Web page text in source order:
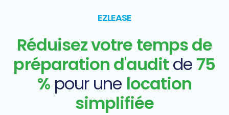
EZLEASE
Réduisez votre temps de
préparation d'audit de 75
% pour une location
simplifiée